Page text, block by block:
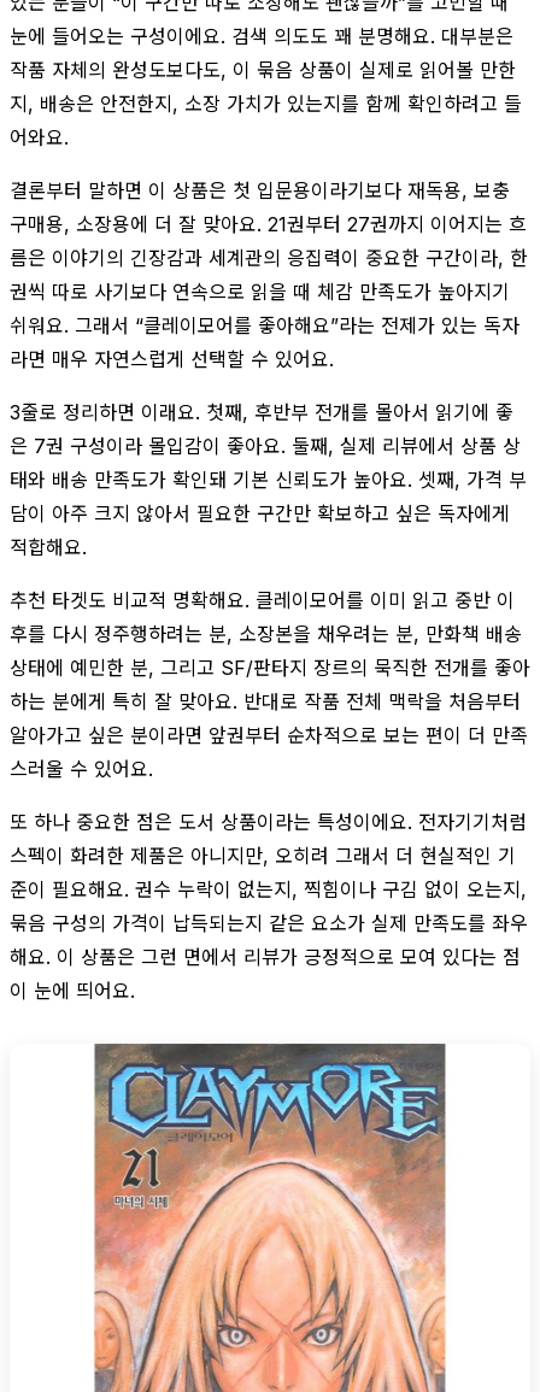
눈에 들어오는 구성이에요. 검색 의도도 꽤 분명해요. 대부분은
작품 자체의 완성도보다도, 이 묶음 상품이 실제로 읽어볼 만한
지, 배송은 안전한지, 소장 가치가 있는지를 함께 확인하려고 들
어와요.
결론부터 말하면 이 상품은 첫 입문용이라기보다 재독용, 보충
구매용, 소장용에 더 잘 맞아요. 21권부터 27권까지 이어지는 흐
름은 이야기의 긴장감과 세계관의 응집력이 중요한 구간이라, 한
권씩 따로 사기보다 연속으로 읽을 때 체감 만족도가 높아지기
쉬워요. 그래서 “클레이모어를 좋아해요”라는 전제가 있는 독자
라면 매우 자연스럽게 선택할 수 있어요.
3줄로 정리하면 이래요. 첫째, 후반부 전개를 몰아서 읽기에 좋
은 7권 구성이라 몰입감이 좋아요. 둘째, 실제 리뷰에서 상품 상
태와 배송 만족도가 확인돼 기본 신뢰도가 높아요. 셋째, 가격 부
담이 아주 크지 않아서 필요한 구간만 확보하고 싶은 독자에게
적합해요.
추천 타겟도 비교적 명확해요. 클레이모어를 이미 읽고 중반 이
후를 다시 정주행하려는 분, 소장본을 채우려는 분, 만화책 배송
상태에 예민한 분, 그리고 SF/판타지 장르의 묵직한 전개를 좋아
하는 분에게 특히 잘 맞아요. 반대로 작품 전체 맥락을 처음부터
알아가고 싶은 분이라면 앞권부터 순차적으로 보는 편이 더 만족
스러울 수 있어요.
또 하나 중요한 점은 도서 상품이라는 특성이에요. 전자기기처럼
스펙이 화려한 제품은 아니지만, 오히려 그래서 더 현실적인 기
준이 필요해요. 권수 누락이 없는지, 찍힘이나 구김 없이 오는지,
묶음 구성의 가격이 납득되는지 같은 요소가 실제 만족도를 좌우
해요. 이 상품은 그런 면에서 리뷰가 긍정적으로 모여 있다는 점
이 눈에 띄어요.